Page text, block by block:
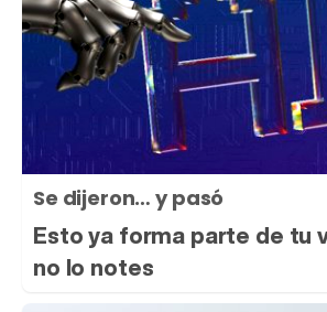
Se dijeron… y pasó
Esto ya forma parte de tu
no lo notes